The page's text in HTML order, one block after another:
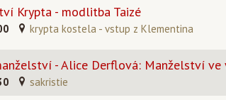
Krypta - modlitba Taizé
krypta kostela - vstup z Klementina
- Alice Derflová: Manželství ve
sakristie